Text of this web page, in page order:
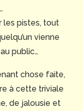
les pistes, tout
vienne
public…
chose faite,
à cette triviale
de jalousie et